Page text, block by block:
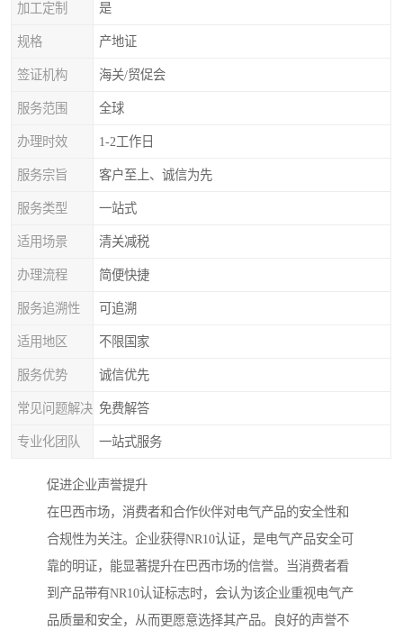
加工定制 是
规格 产地证
签证机构 海关/贸促会
服务范围 全球
办理时效 1-2工作日
服务宗旨 客户至上、诚信为先
服务类型 一站式
适用场景 清关减税
办理流程 简便快捷
服务追溯性 可追溯
适用地区 不限国家
服务优势 诚信优先
常见问题解决 免费解答
专业化团队 一站式服务
促进企业声誉提升
在巴西市场，消费者和合作伙伴对电气产品的安全性和
合规性为关注。企业获得NR10认证，是电气产品安全可
靠的明证，能显著提升在巴西市场的信誉。当消费者看
到产品带有NR10认证标志时，会认为该企业重视电气产
品质量和安全，从而更愿意选择其产品。良好的声誉不